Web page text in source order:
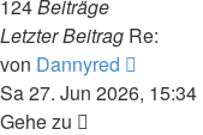
124Beiträge
Letzter Beitrag Re:
von Dannyred
Beitrag
Sa 27. Jun 2026, 15:34
Gehe zu